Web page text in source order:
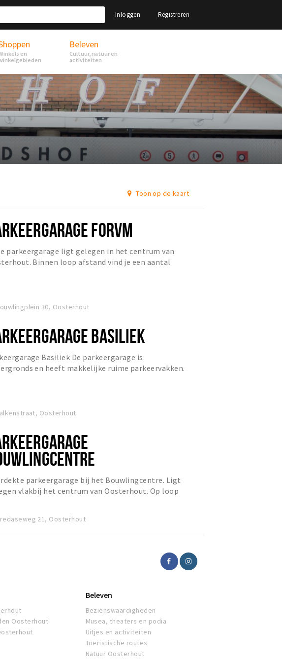
Inloggen Registreren
en
Beleven
Cultuur, natuur en
activiteiten
Toon op de kaart
FORVM
parkeergarage ligt gelegen in het centrum van
Binnen loop afstand vind je een aantal
30, Oosterhout
BASILIEK
Basiliek De parkeergarage is
en heeft makkelijke ruime parkeervakken.
Oosterhout
parkeergarage bij het Bouwlingcentre. Ligt
vlakbij het centrum van Oosterhout. Op loop
21, Oosterhout
Oosterhout
Beleven
Bezienswaardigheden
Musea, theaters en podia
Uitjes en activiteiten
Toeristische routes
Natuur Oosterhout